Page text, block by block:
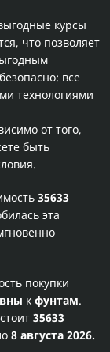
курсы
что позволяет
все
технологиями
от того,
быть
35633
эта
покупки
к фунтам.
35633
8 августа 2026.